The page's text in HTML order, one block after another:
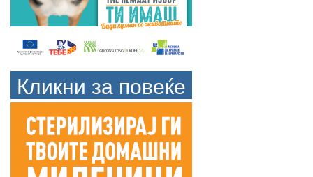
Кликни за повеќе